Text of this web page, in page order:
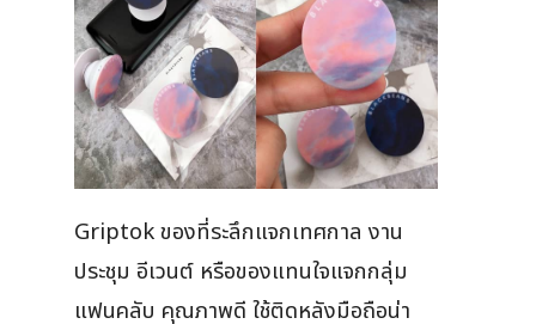
Griptok ของที่ระลึกแจกเทศกาล งาน
ประชุม อีเวนต์ หรือของแทนใจแจกกลุ่ม
แฟนคลับ คุณภาพดี ใช้ติดหลังมือถือน่า